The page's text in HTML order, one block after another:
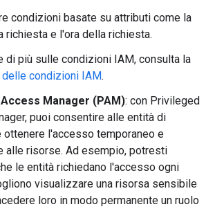
condizioni basate su attributi come la
richiesta e l'ora della richiesta.
di più sulle condizioni IAM, consulta la
delle condizioni IAM.
Manager (PAM): con Privileged
puoi consentire alle entità di
ottenere l'accesso temporaneo e
alle risorse. Ad esempio, potresti
le entità richiedano l'accesso ogni
visualizzare una risorsa sensibile
loro in modo permanente un ruolo